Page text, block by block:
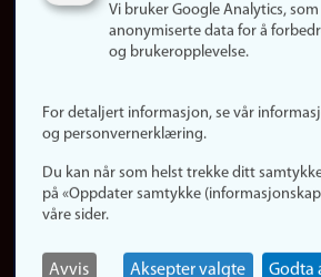
Om nettstedet
Informasjonskapsler
Personvern
Logg inn
Rediger din ansattside
Vi bruker Google Analytics,
anonymiserte data for å
og brukeropplevelse.
For detaljert informasjon, se vår
og personvernerklæring.
Du kan når som helst trekke ditt
på «Oppdater samtykke
våre sider.
Avvis Aksepter valgte Godta